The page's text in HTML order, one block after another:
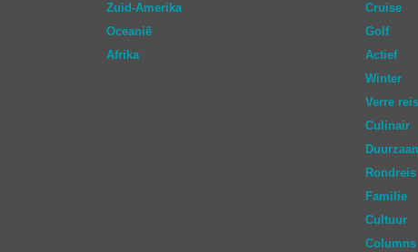
Zuid-Amerika
Oceanië
Afrika
Cruise
Golf
Actief
Winter
Verre reis
Culinair
Rondreis
Familie
Cultuur
Columns